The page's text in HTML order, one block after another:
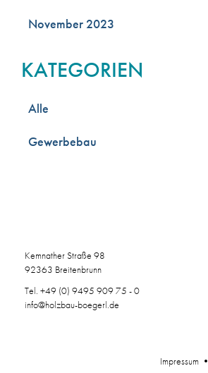
November 2023
KATEGORIEN
Alle
Gewerbebau
Kemnather Straße 98
92363 Breitenbrunn
Tel. +49 (0) 9495 909 75 - 0
info@holzbau-boegerl.de
Impressum •